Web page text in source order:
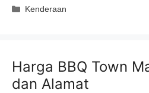
Categories
Kenderaan
Harga BBQ Town
dan Alamat